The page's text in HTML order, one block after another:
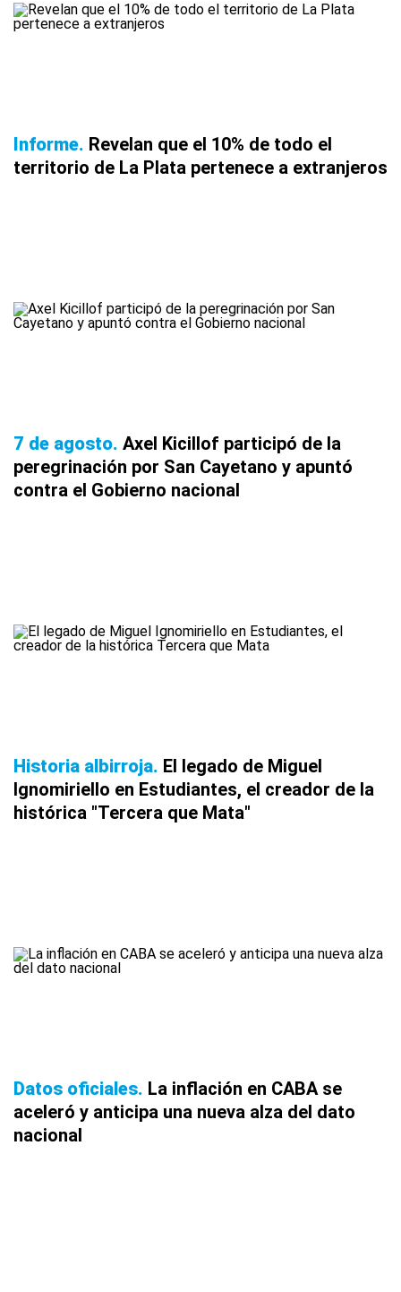
Informe Revelan que el 10% de todo el
territorio de La Plata pertenece a extranjeros
7 de agosto Axel Kicillof participó de la
peregrinación por San Cayetano y apuntó
contra el Gobierno nacional
Historia albirroja El legado de Miguel
Ignomiriello en Estudiantes, el creador de la
histórica "Tercera que Mata"
Datos oficiales La inflación en CABA se
aceleró y anticipa una nueva alza del dato
nacional